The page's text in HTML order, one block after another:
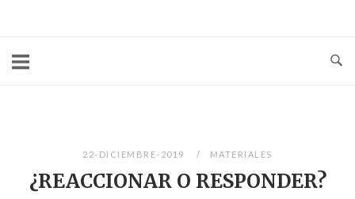
22-DICIEMBRE-2019 MATERIALES
¿REACCIONAR O RESPONDER?